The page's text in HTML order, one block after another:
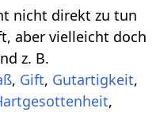
nicht direkt zu tun
z. B.
, ,
,
,